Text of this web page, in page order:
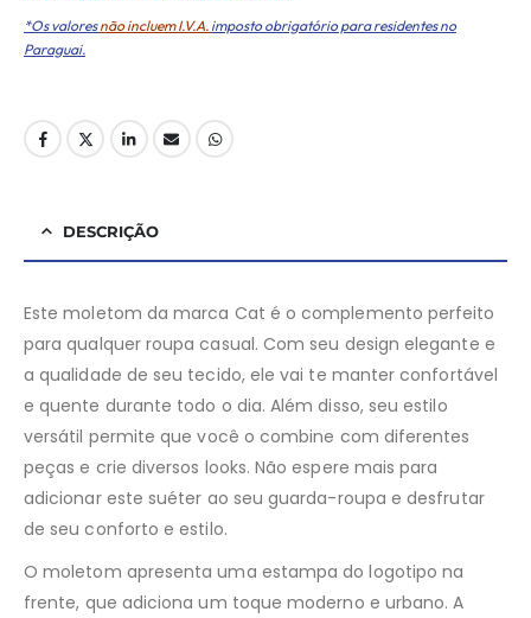
*Os valoresnão incluem I.V.A. imposto obrigatório para residentes no
Paraguai.
DESCRIÇÃO
Este moletom da marca Cat é o complemento perfeito
para qualquer roupa casual. Com seu design elegante e
a qualidade de seu tecido, ele vai te manter confortável
e quente durante todo o dia. Além disso, seu estilo
versátil permite que você o combine com diferentes
peças e crie diversos looks. Não espere mais para
adicionar este suéter ao seu guarda-roupa e desfrutar
de seu conforto e estilo.
O moletom apresenta uma estampa do logotipo na
frente, que adiciona um toque moderno e urbano. A